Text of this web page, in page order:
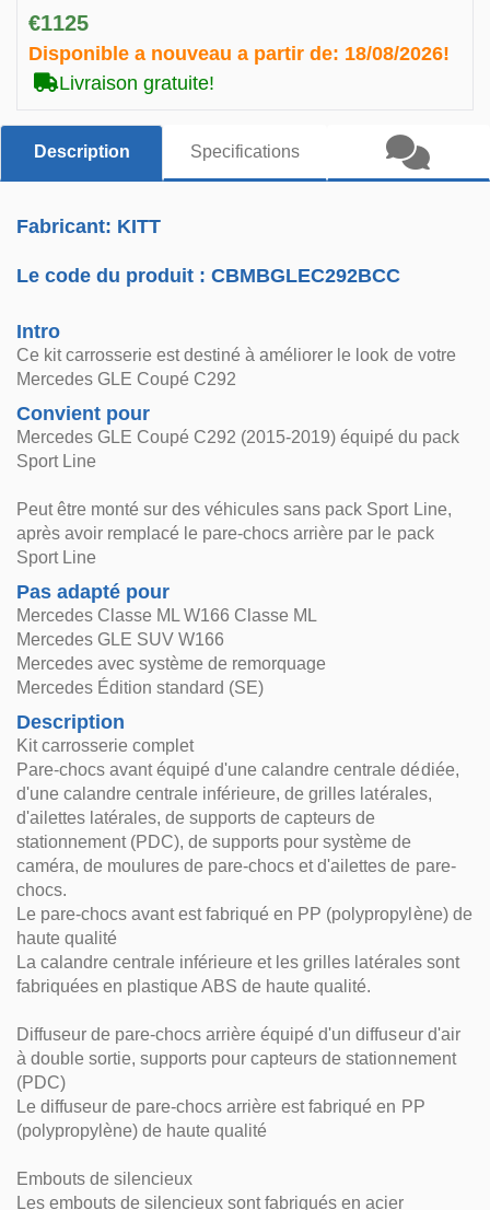
€1125
Disponible a nouveau a partir de: 18/08/2026!
Livraison gratuite!
Description Specifications
Fabricant: KITT
Le code du produit :CBMBGLEC292BCC
Intro
Ce kit carrosserie est destiné à améliorer le look de votre
Mercedes GLE Coupé C292
Convient pour
Mercedes GLE Coupé C292 (2015-2019) équipé du pack
Sport Line
Peut être monté sur des véhicules sans pack Sport Line,
après avoir remplacé le pare-chocs arrière par le pack
Sport Line
Pas adapté pour
Mercedes Classe ML W166 Classe ML
Mercedes GLE SUV W166
Mercedes avec système de remorquage
Mercedes Édition standard (SE)
Description
Kit carrosserie complet
Pare-chocs avant équipé d'une calandre centrale dédiée,
d'une calandre centrale inférieure, de grilles latérales,
d'ailettes latérales, de supports de capteurs de
stationnement (PDC), de supports pour système de
caméra, de moulures de pare-chocs et d'ailettes de pare-
chocs.
Le pare-chocs avant est fabriqué en PP (polypropylène) de
haute qualité
La calandre centrale inférieure et les grilles latérales sont
fabriquées en plastique ABS de haute qualité.
Diffuseur de pare-chocs arrière équipé d'un diffuseur d'air
à double sortie, supports pour capteurs de stationnement
(PDC)
Le diffuseur de pare-chocs arrière est fabriqué en PP
(polypropylène) de haute qualité
Embouts de silencieux
Les embouts de silencieux sont fabriqués en acier